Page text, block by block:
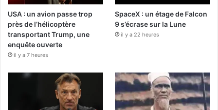
USA : un avion passe trop
près de l’hélicoptère
transportant Trump, une
enquête ouverte
il y a 7 heures
SpaceX : un étage de Falcon
9 s’écrase sur la Lune
il y a 22 heures